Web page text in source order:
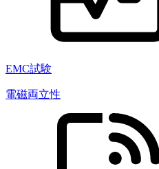
EMC試験
電磁両立性